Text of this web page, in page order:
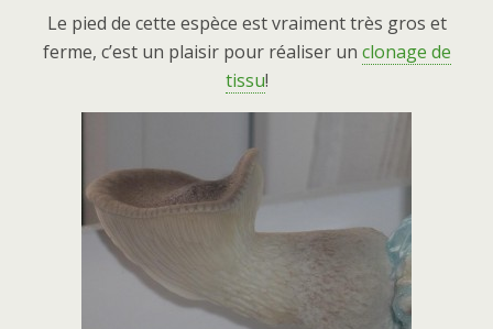
Le pied de cette espèce est vraiment très gros et
ferme, c’est un plaisir pour réaliser un clonage de
tissu!